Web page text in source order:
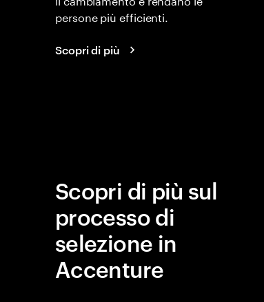
persone più efficienti.
Scopri di più
Scopri di più sul
processo di
selezione in
Accenture